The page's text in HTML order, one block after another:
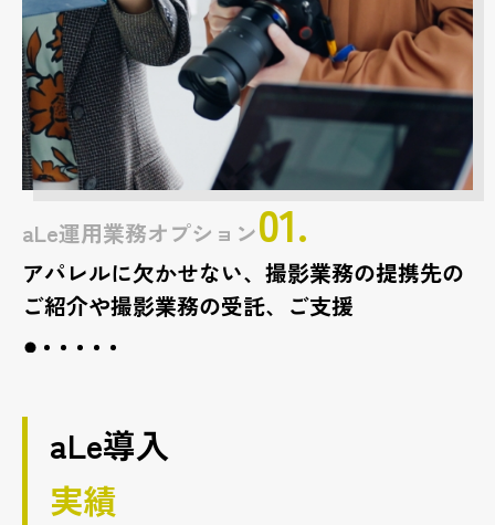
aLe運用業務オプション01.
アパレルに欠かせない、撮影業務の提携先の
ご紹介や撮影業務の受託、ご支援
aLe導入
実績